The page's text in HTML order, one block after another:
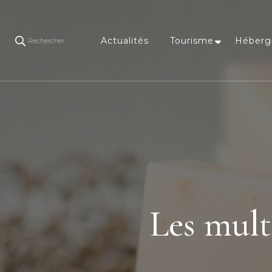
Rechercher Actualités Tourisme
Les